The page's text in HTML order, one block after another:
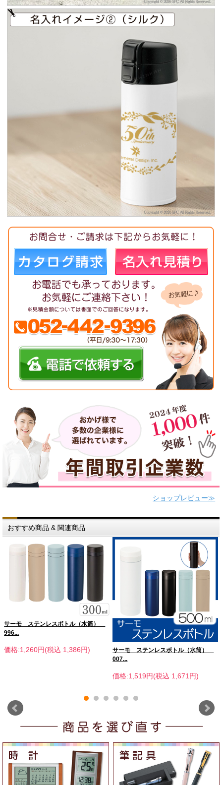
ショップレビュー≫
おすすめ商品 & 関連商品
サーモ ステンレスボトル（水筒）
996...
価格:1,260円(税込 1,386円)
サーモ ステンレスボトル（水筒）
007...
価格:1,519円(税込 1,671円)